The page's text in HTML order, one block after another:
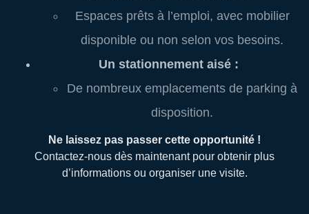
Espaces prêts à l’emploi, avec mobilier
disponible ou non selon vos besoins.
Un stationnement aisé :
De nombreux emplacements de parking à
disposition.
Ne laissez pas passer cette opportunité !
Contactez-nous dès maintenant pour obtenir plus
d’informations ou organiser une visite.